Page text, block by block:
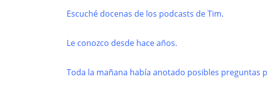
Escuché docenas de los podcasts de Tim.
Le conozco desde hace años.
Toda la mañana había anotado posibles preguntas